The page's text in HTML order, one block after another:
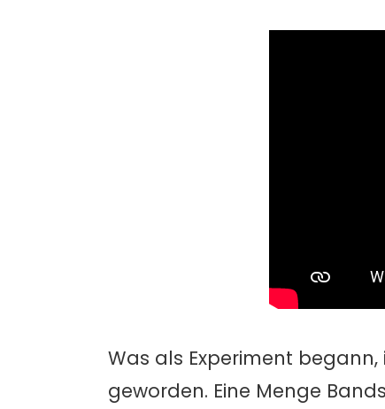
Was als Experiment
geworden. Eine Menge